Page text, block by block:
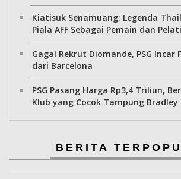
Kiatisuk Senamuang: Legenda
Piala AFF Sebagai Pemain dan
Gagal Rekrut Diomande, PSG Incar
dari Barcelona
PSG Pasang Harga Rp3,4 Triliun,
Klub yang Cocok Tampung Bradley
BERITA